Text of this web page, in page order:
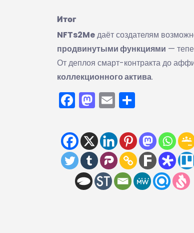
Итог
NFTs2Meдаёт создателям
продвинутыми функциями —
От деплоя смарт-контракта до
коллекционного актива.
Facebook
Mastodon
Email